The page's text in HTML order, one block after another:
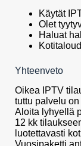
Käytät
Olet
Haluat
Yhteenveto
Oikea IPTV
tuttu palvelu
Aloita lyhyellä
12 kk
luotettavasti
Vuosipaketti